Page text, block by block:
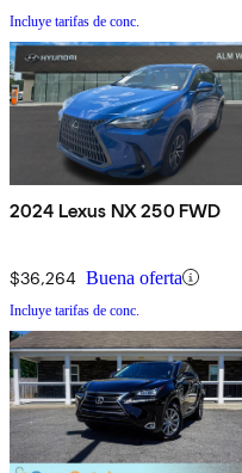
Incluye tarifas de conc.
2024 Lexus NX 250 FWD
$36,264 Buena oferta
Incluye tarifas de conc.